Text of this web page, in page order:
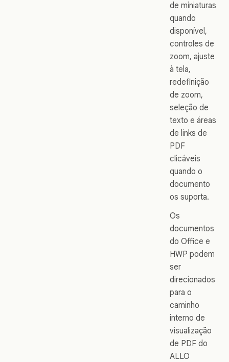
de miniaturas
quando
disponível,
controles de
zoom, ajuste
à tela,
redefinição
de zoom,
seleção de
texto e áreas
de links de
PDF
clicáveis
quando o
documento
os suporta.
Os
documentos
do Office e
HWP podem
ser
direcionados
para o
caminho
interno de
visualização
de PDF do
ALLO